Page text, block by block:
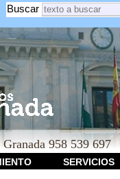
Buscar
958 539 697
SERVICIOS